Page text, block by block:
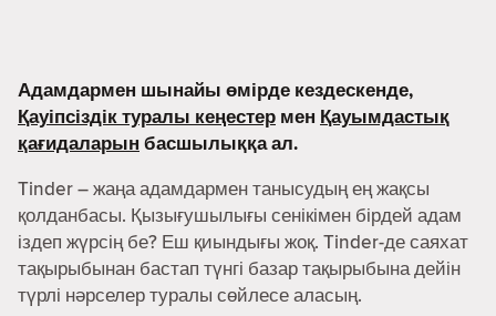
Адамдармен шынайы өмірде кездескенде,
Қауіпсіздік туралы кеңестер мен Қауымдастық
қағидаларын басшылыққа ал.
Tinder – жаңа адамдармен танысудың ең жақсы
қолданбасы. Қызығушылығы сенікімен бірдей адам
іздеп жүрсің бе? Еш қиындығы жоқ. Tinder-де саяхат
тақырыбынан бастап түнгі базар тақырыбына дейін
түрлі нәрселер туралы сөйлесе аласың.